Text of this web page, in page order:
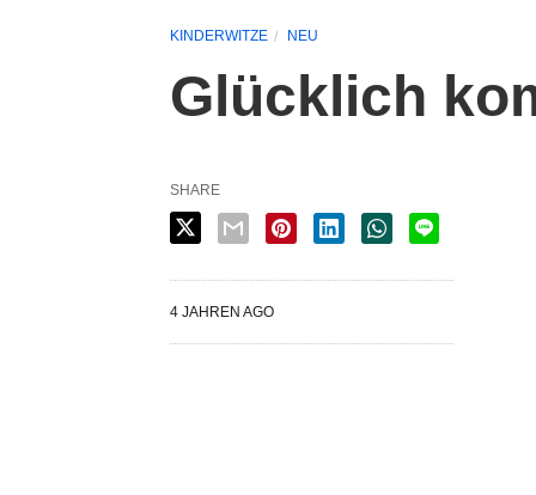
KINDERWITZE NEU
Glücklich
SHARE
4 JAHREN AGO